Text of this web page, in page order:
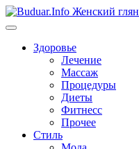
Перейти
к
Здоровье
Лечение
Массаж
Процедуры
Диеты
Фитнесс
Прочее
Стиль